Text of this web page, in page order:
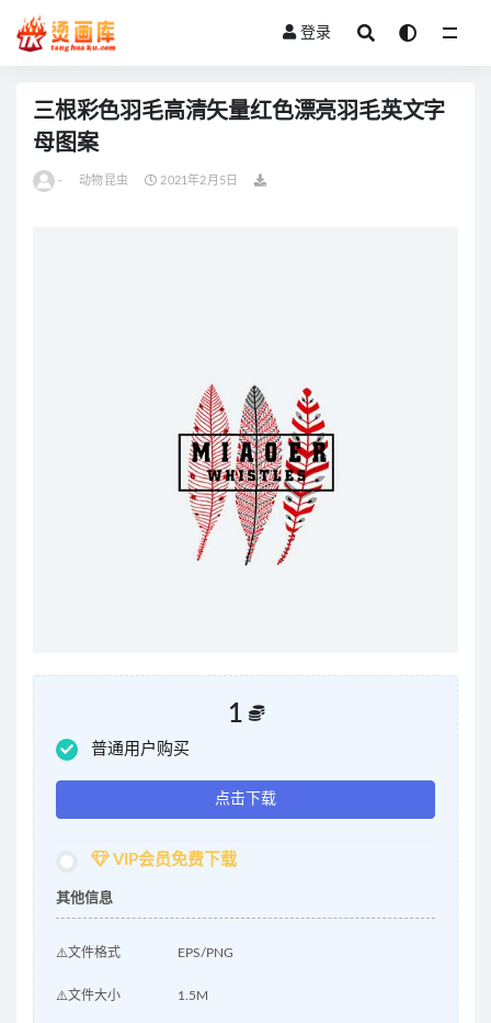
登录
三根彩色羽毛高清矢量红色漂亮羽毛英文字
母图案
- 动物昆虫 2021年2月5日
1
普通用户购买
点击下载
VIP会员免费下载
其他信息
⚠️文件格式 EPS/PNG
⚠️文件大小 1.5M